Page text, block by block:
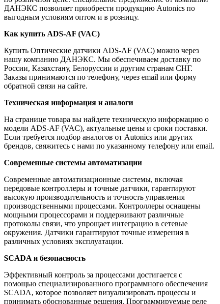
ДАНЭКС позволяет приобрести продукцию Autonics по
выгодным условиям оптом и в розницу.
Как купить ADS-AF (VAC)
Купить Оптические датчики ADS-AF (VAC) можно через
нашу компанию ДАНЭКС. Мы обеспечиваем доставку по
России, Казахстану, Белоруссии и другим странам СНГ.
Заказы принимаются по телефону, через email или форму
обратной связи на сайте.
Техническая информация и аналоги
На странице товара вы найдете техническую информацию о
модели ADS-AF (VAC), актуальные цены и сроки поставки.
Если требуется подбор аналогов от Autonics или других
брендов, свяжитесь с нами по указанному телефону или email.
Современные системы автоматизации
Современные автоматизационные системы, включая
передовые контроллеры и точные датчики, гарантируют
высокую производительность и точность управления
производственными процессами. Контроллеры оснащены
мощными процессорами и поддерживают различные
протоколы связи, что упрощает интеграцию в сетевые
окружения. Датчики гарантируют точные измерения в
различных условиях эксплуатации.
SCADA и безопасность
Эффективный контроль за процессами достигается с
помощью специализированного программного обеспечения
SCADA, которое позволяет визуализировать процессы и
принимать обоснованные решения. Программируемые реле